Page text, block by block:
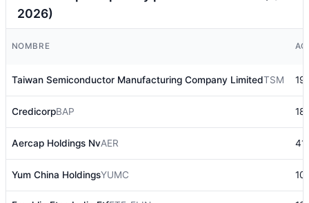
2026)
NOMBRE
Taiwan Semiconductor Manufacturing Company LimitedTSM
CredicorpBAP
Aercap Holdings NvAER
Yum China HoldingsYUMC